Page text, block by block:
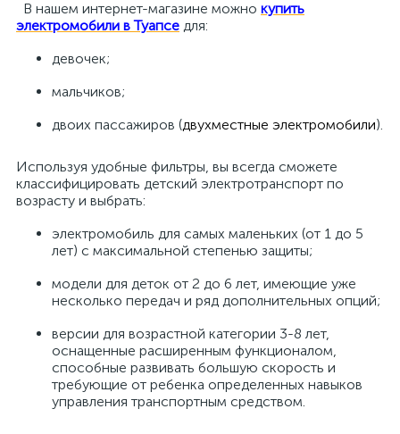
В нашем интернет-магазине можно купить
электромобили в Туапсе для:
девочек;
мальчиков;
двоих пассажиров (двухместные электромобили).
Используя удобные фильтры, вы всегда сможете
классифицировать детский электротранспорт по
возрасту и выбрать:
электромобиль для самых маленьких (от 1 до 5
лет) с максимальной степенью защиты;
модели для деток от 2 до 6 лет, имеющие уже
несколько передач и ряд дополнительных опций;
версии для возрастной категории 3-8 лет,
оснащенные расширенным функционалом,
способные развивать большую скорость и
требующие от ребенка определенных навыков
управления транспортным средством.